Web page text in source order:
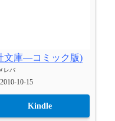
文庫―コミック版)
レバ
10-15
Kindle